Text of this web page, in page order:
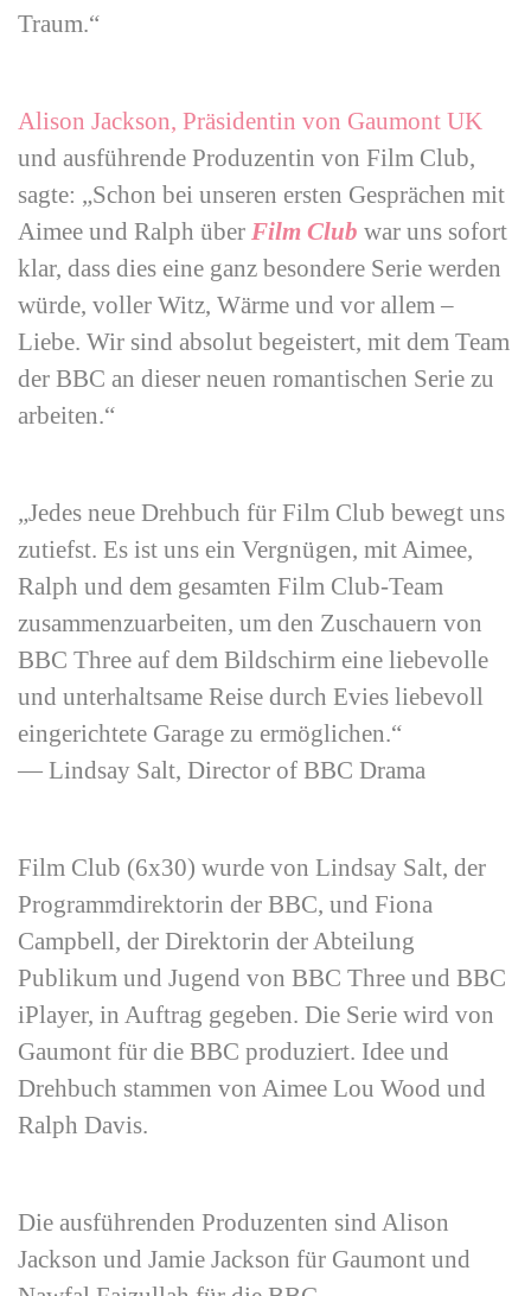
Traum.“
Alison Jackson, Präsidentin von Gaumont UK
und ausführende Produzentin von Film Club,
sagte: „Schon bei unseren ersten Gesprächen mit
Aimee und Ralph über Film Club war uns sofort
klar, dass dies eine ganz besondere Serie werden
würde, voller Witz, Wärme und vor allem –
Liebe. Wir sind absolut begeistert, mit dem Team
der BBC an dieser neuen romantischen Serie zu
arbeiten.“
„Jedes neue Drehbuch für Film Club bewegt uns
zutiefst. Es ist uns ein Vergnügen, mit Aimee,
Ralph und dem gesamten Film Club-Team
zusammenzuarbeiten, um den Zuschauern von
BBC Three auf dem Bildschirm eine liebevolle
und unterhaltsame Reise durch Evies liebevoll
eingerichtete Garage zu ermöglichen.“
— Lindsay Salt, Director of BBC Drama
Film Club (6x30) wurde von Lindsay Salt, der
Programmdirektorin der BBC, und Fiona
Campbell, der Direktorin der Abteilung
Publikum und Jugend von BBC Three und BBC
iPlayer, in Auftrag gegeben. Die Serie wird von
Gaumont für die BBC produziert. Idee und
Drehbuch stammen von Aimee Lou Wood und
Ralph Davis.
Die ausführenden Produzenten sind Alison
Jackson und Jamie Jackson für Gaumont und